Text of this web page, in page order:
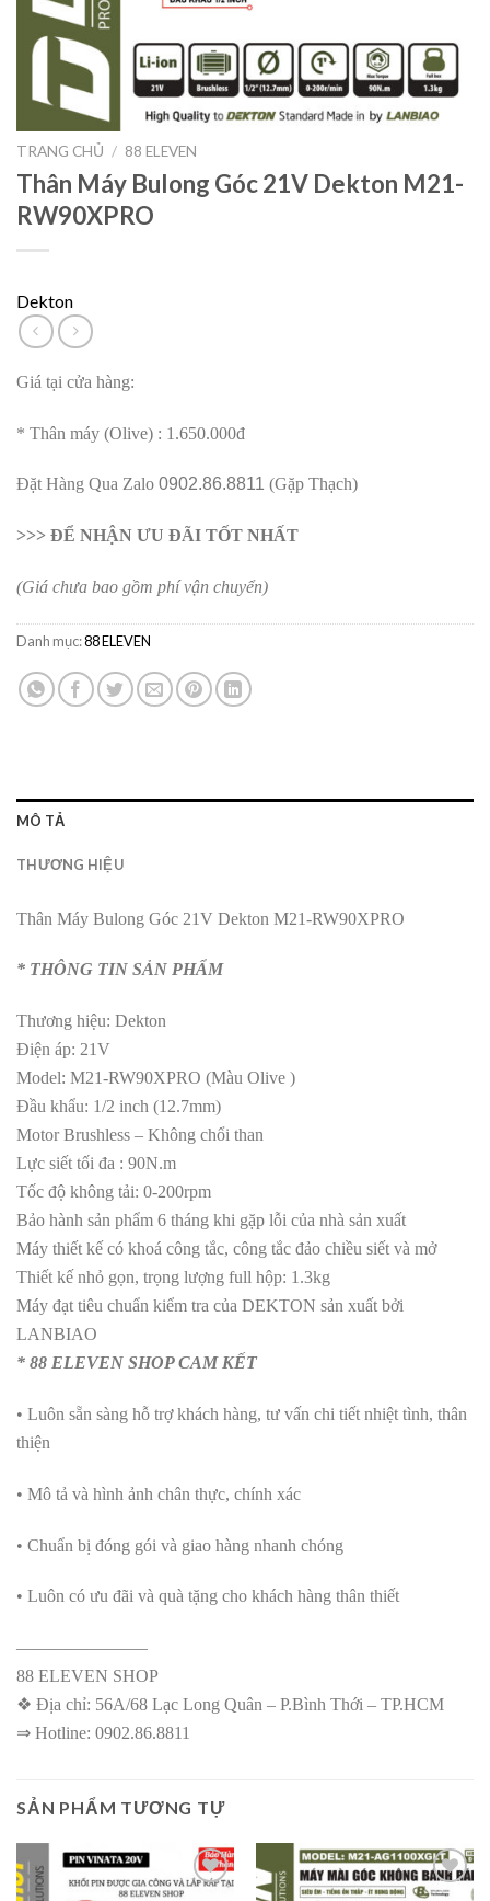
TRANG CHỦ / 88 ELEVEN
Thân Máy Bulong Góc 21V Dekton M21-
RW90XPRO
Dekton
Giá tại cửa hàng:
* Thân máy (Olive) : 1.650.000đ
Đặt Hàng Qua Zalo 0902.86.8811 (Gặp Thạch)
>>> ĐỂ NHẬN ƯU ĐÃI TỐT NHẤT
(Giá chưa bao gồm phí vận chuyển)
Danh mục:88 ELEVEN
MÔ TẢ
THƯƠNG HIỆU
Thân Máy Bulong Góc 21V Dekton M21-RW90XPRO
* THÔNG TIN SẢN PHẨM
Thương hiệu: Dekton
Điện áp: 21V
Model: M21-RW90XPRO (Màu Olive )
Đầu khẩu: 1/2 inch (12.7mm)
Motor Brushless – Không chổi than
Lực siết tối đa : 90N.m
Tốc độ không tải: 0-200rpm
Bảo hành sản phẩm 6 tháng khi gặp lỗi của nhà sản xuất
Máy thiết kế có khoá công tắc, công tắc đảo chiều siết và mở
Thiết kế nhỏ gọn, trọng lượng full hộp: 1.3kg
Máy đạt tiêu chuẩn kiểm tra của DEKTON sản xuất bởi
LANBIAO
* 88 ELEVEN SHOP CAM KẾT
• Luôn sẵn sàng hỗ trợ khách hàng, tư vấn chi tiết nhiệt tình, thân
thiện
• Mô tả và hình ảnh chân thực, chính xác
• Chuẩn bị đóng gói và giao hàng nhanh chóng
• Luôn có ưu đãi và quà tặng cho khách hàng thân thiết
———————–
88 ELEVEN SHOP
❖ Địa chỉ: 56A/68 Lạc Long Quân – P.Bình Thới – TP.HCM
⇒ Hotline: 0902.86.8811
SẢN PHẨM TƯƠNG TỰ